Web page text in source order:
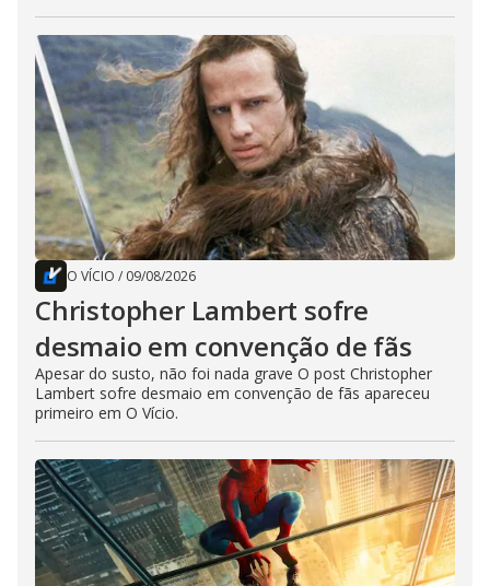
O VÍCIO / 09/08/2026
Christopher Lambert sofre
desmaio em convenção de fãs
Apesar do susto, não foi nada grave O post Christopher
Lambert sofre desmaio em convenção de fãs apareceu
primeiro em O Vício.